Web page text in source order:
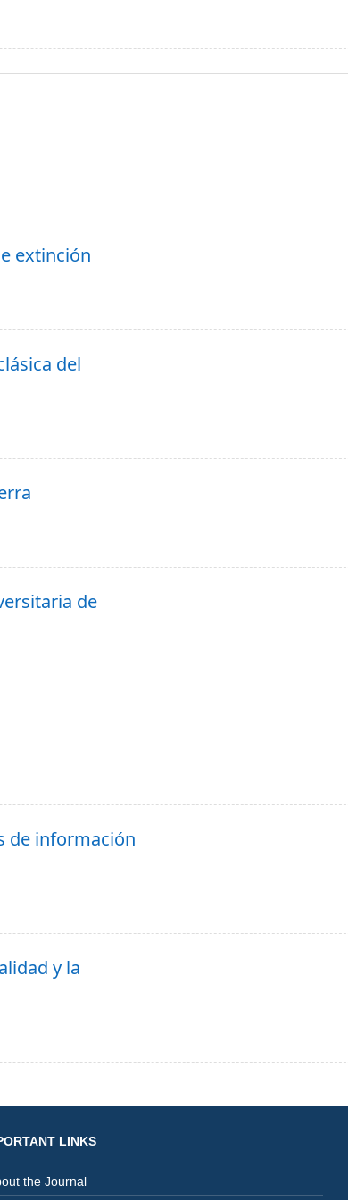
extinción
del
de
de información
y la
LINKS
the Journal